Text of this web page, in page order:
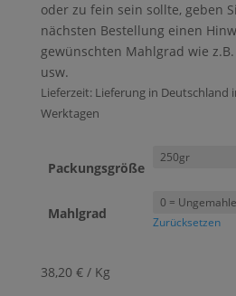
oder zu fein sein sollte, geben
nächsten Bestellung einen
gewünschten Mahlgrad wie
usw.
Lieferzeit: Lieferung in Deutschland
Werktagen
Packungsgröße
Mahlgrad
Zurücksetzen
38,20 € / Kg